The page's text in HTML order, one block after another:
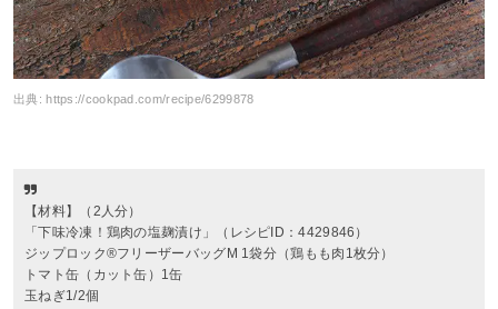
出典: https://cookpad.com/recipe/6299878
【材料】（2人分）
「下味冷凍！鶏肉の塩麹漬け」（レシピID：4429846）
ジップロック®フリーザーバッグM 1袋分（鶏もも肉1枚分）
トマト缶（カット缶）1缶
玉ねぎ1/2個